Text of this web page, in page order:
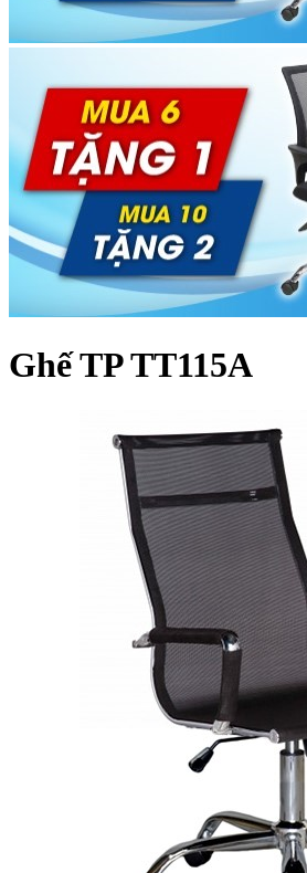
Ghế TP TT115A